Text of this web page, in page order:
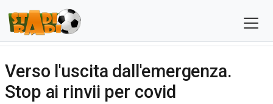
Verso l'uscita dall'emergenza.
Stop ai rinvii per covid